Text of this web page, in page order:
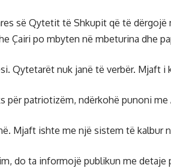
së Qytetit të Shkupit që të dërgojë
Çairi po mbyten në mbeturina dhe
Qytetarët nuk janë të verbër. Mjaft i
për patriotizëm, ndërkohë punoni me
Mjaft ishte me një sistem të kalbur
do ta informojë publikun me